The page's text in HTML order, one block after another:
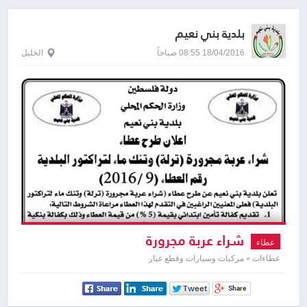
بلدية بني نعيم
18/04/2016 08:55 صباحاً الخليل
عطاء شراء عربة مجرورة
عطاءات » مركبات وسيارات وقطع غيار